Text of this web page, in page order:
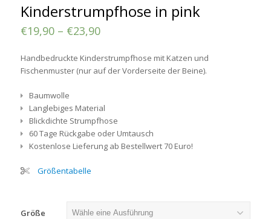
Kinderstrumpfhose in pink
€19,90– €23,90
Handbedruckte Kinderstrumpfhose mit Katzen und
Fischenmuster (nur auf der Vorderseite der Beine).
Baumwolle
Langlebiges Material
Blickdichte Strumpfhose
60 Tage Rückgabe oder Umtausch
Kostenlose Lieferung ab Bestellwert 70 Euro!
Größentabelle
Größe